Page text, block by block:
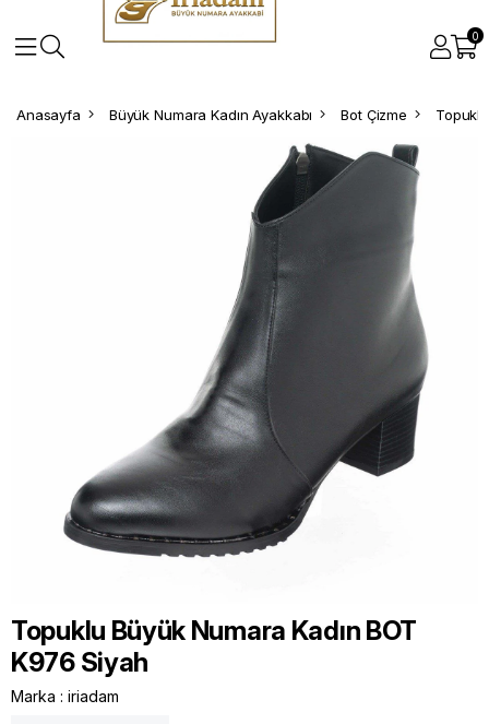
0
Anasayfa Büyük Numara Kadın Ayakkabı Bot Çizme
Topuklu Büyük Numara Kadın BOT
K976 Siyah
Marka : iriadam